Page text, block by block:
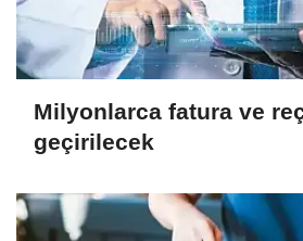
Milyonlarca fatura ve
geçirilecek